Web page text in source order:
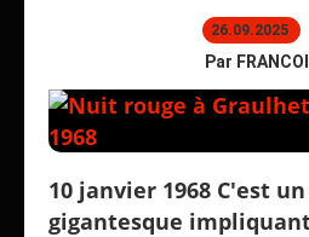
26.09.2025
Par
10 janvier 1968 C'est
gigantesque